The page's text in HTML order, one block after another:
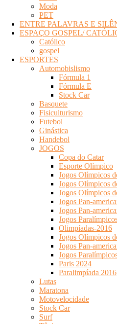
Moda
PET
ENTRE PALAVRAS E
ESPAÇO GOSPEL/
Católico
gospel
ESPORTES
Automobislismo
Fórmula 1
Fórmula E
Stock Car
Basquete
Fisiculturismo
Futebol
Ginástica
Handebol
JOGOS
Copa do Catar
Esporte Olímpico
Jogos Olímpicos
Jogos Olímpicos
Jogos Olímpicos
Jogos Pan-
Jogos Pan-
Jogos
Olimpíadas-2016
Jogos Olímpicos
Jogos Pan-
Jogos
Paris 2024
Paralimpíada 2016
Lutas
Maratona
Motovelocidade
Stock Car
Surf